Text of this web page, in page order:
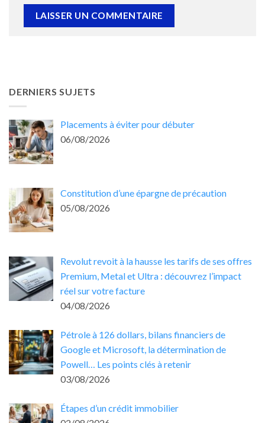
DERNIERS SUJETS
Placements à éviter pour débuter
06/08/2026
Constitution d’une épargne de précaution
05/08/2026
Revolut revoit à la hausse les tarifs de ses offres
Premium, Metal et Ultra : découvrez l’impact
réel sur votre facture
04/08/2026
Pétrole à 126 dollars, bilans financiers de
Google et Microsoft, la détermination de
Powell… Les points clés à retenir
03/08/2026
Étapes d’un crédit immobilier